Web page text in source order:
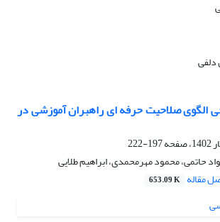
الگوی صلاحیت حرفه ای راهبران آموزشی در
197-222
حاتمی، محمود مهرمحمدی، ابراهیم طلایی
مقاله 653.09 K